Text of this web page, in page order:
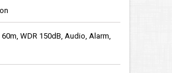
WDR 150dB, Audio, Alarm,